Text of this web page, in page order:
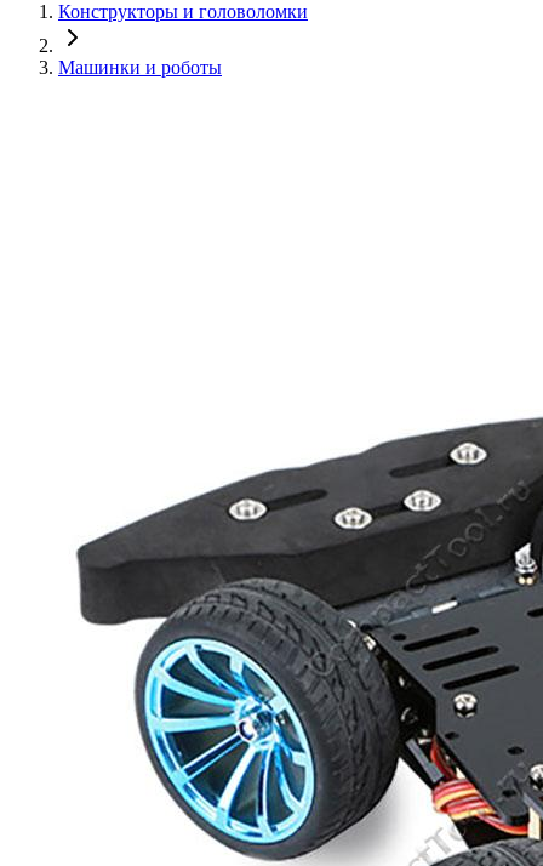
Конструкторы и головоломки
Машинки и роботы